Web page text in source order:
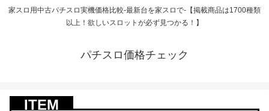
家スロ用中古パチスロ実機価格比較-最新台を家スロで-【掲載商品は1700種類
以上！欲しいスロットが必ず見つかる！】
パチスロ価格チェック